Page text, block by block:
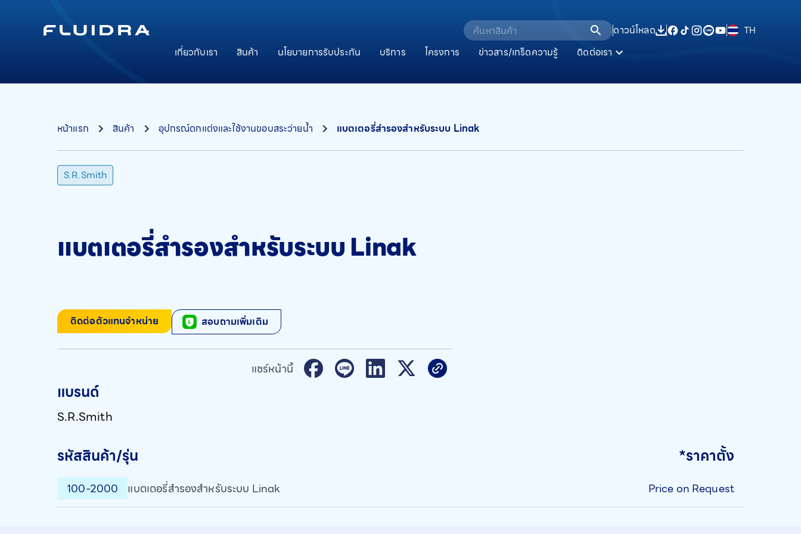
ดาวน์โหลด TH
เกี่ยวกับเรา สินค้า นโยบายการรับประกัน บริการ โครงการ ข่าวสาร/เกร็ดความรู้ ติดต่อเรา
หน้าแรก สินค้า อุปกรณ์ตกแต่งและใช้งานขอบสระว่ายน้ำ แบตเตอรี่สำรองสำหรับระบบ Linak
S.R.Smith
แบตเตอรี่สำรองสำหรับระบบ Linak
ติดต่อตัวแทนจำหน่าย สอบถามเพิ่มเติม
แชร์หน้านี้
แบรนด์
S.R.Smith
รหัสสินค้า/รุ่น *ราคาตั้ง
100-2000 แบตเตอรี่สำรองสำหรับระบบ Linak Price on Request